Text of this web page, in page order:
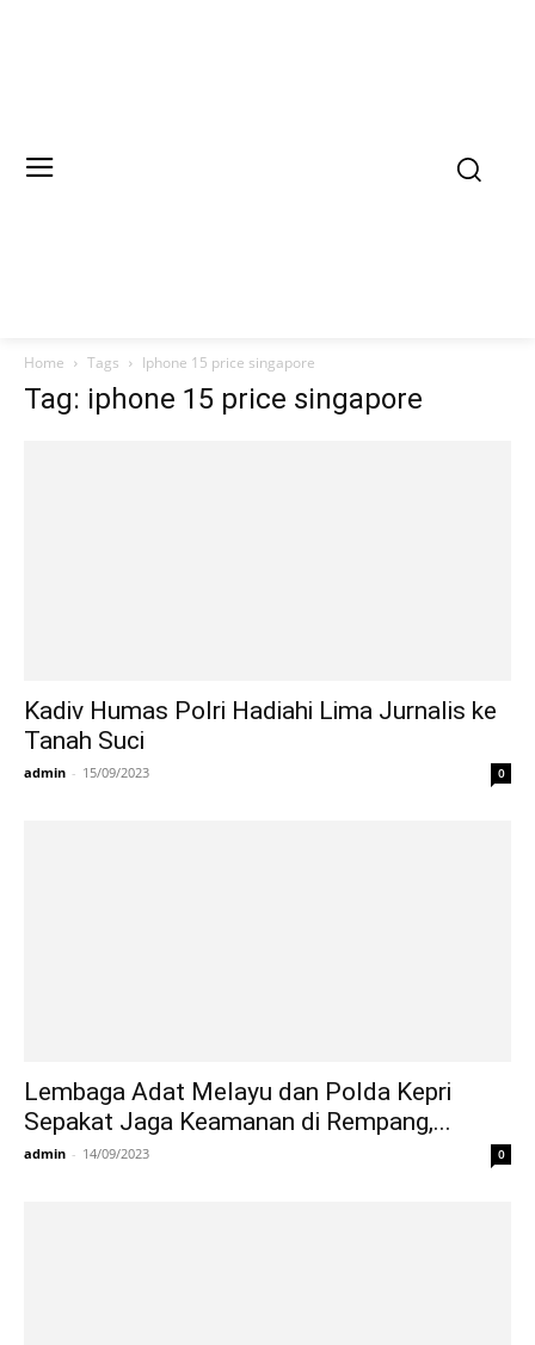
Home Tags Iphone 15 price singapore
Tag: iphone 15 price singapore
Kadiv Humas Polri Hadiahi Lima Jurnalis ke
Tanah Suci
admin - 15/09/2023 0
Lembaga Adat Melayu dan Polda Kepri
Sepakat Jaga Keamanan di Rempang,...
admin - 14/09/2023 0